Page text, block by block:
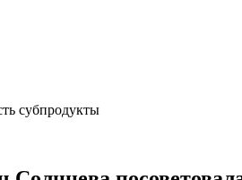
субпродукты